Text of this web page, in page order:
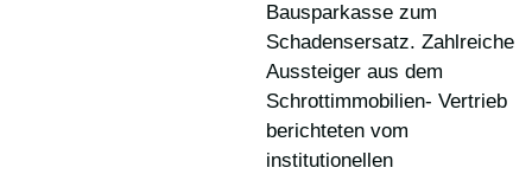
Bausparkasse zum
Schadensersatz. Zahlreiche
Aussteiger aus dem
Schrottimmobilien- Vertrieb
berichteten vom
institutionellen